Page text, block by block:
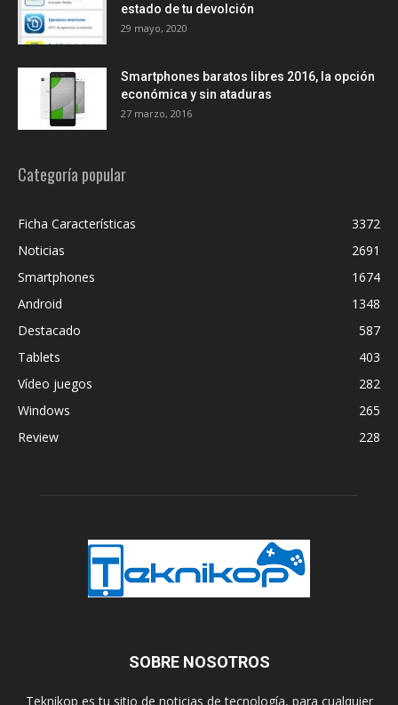
estado de tu devolción
29 mayo, 2020
Smartphones baratos libres 2016, la opción
económica y sin ataduras
27 marzo, 2016
Categoría popular
Ficha Características
3372
Noticias
2691
Smartphones
1674
Android
1348
Destacado
587
Tablets
403
Vídeo juegos
282
Windows
265
Review
228
SOBRE NOSOTROS
Teknikop es tu sitio de noticias de tecnología, para cualquier